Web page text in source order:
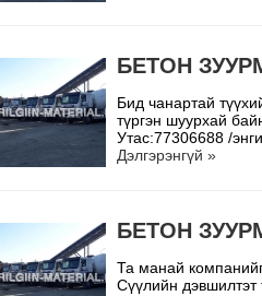
БЕТОН
Бид чанартай
түргэн шуурхай
Утас:77306688 /
Дэлгэрэнгүй »
БЕТОН
Та манай
Сүүлийн